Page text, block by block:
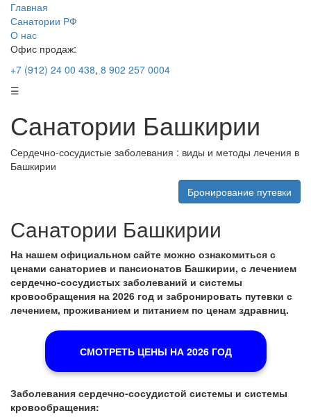
Главная
Санатории РФ
О нас
Офис продаж:
+7 (912) 24 00 438, 8 902 257 0004
☰
Санатории Башкирии
Сердечно-сосудистые заболевания : виды и методы лечения в
Башкирии
Бронирование путевки
Санатории Башкирии
На нашем официальном сайте можно ознакомиться с
ценами санаториев и пансионатов Башкирии, с лечением
сердечно-сосудистых заболеваний и системы
кровообращения на 2026 год и забронировать путевки с
лечением, проживанием и питанием по ценам здравниц.
СМОТРЕТЬ ЦЕНЫ НА 2026 ГОД
Заболевания сердечно-сосудистой системы и системы
кровообращения: